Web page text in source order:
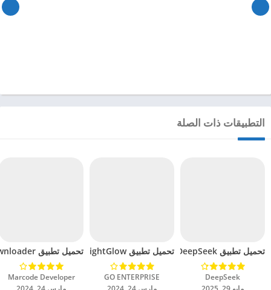
التطبيقات ذات الصلة
تحميل تطبيق DeepSeek مهكر للاندرويد 2025
DeepSeek‏
تحميل تطبيق BrightGlow مهكر للاندرويد 2024
GO ENTERPRISE‏
تحميل تطبيق mp4 video downloader مهكر للاندرويد 2024
Marcode Developer‏